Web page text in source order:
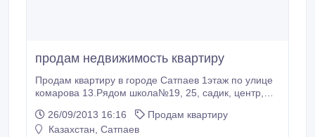
продам недвижимость квартиру
Продам квартиру в городе Сатпаев 1этаж по улице
комарова 13.Рядом школа№19, 25, садик, центр,
домофон, титан, частично мебелированая.Удобно
под офис или магазин.Обращаться:87052511544.
26/09/2013 16:16
Продам квартиру
Казахстан, Сатпаев